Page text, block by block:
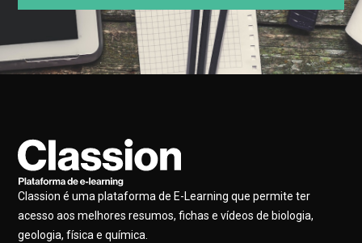
Classion é uma plataforma de E-Learning que permite ter
acesso aos melhores resumos, fichas e vídeos de biologia,
geologia, física e química.